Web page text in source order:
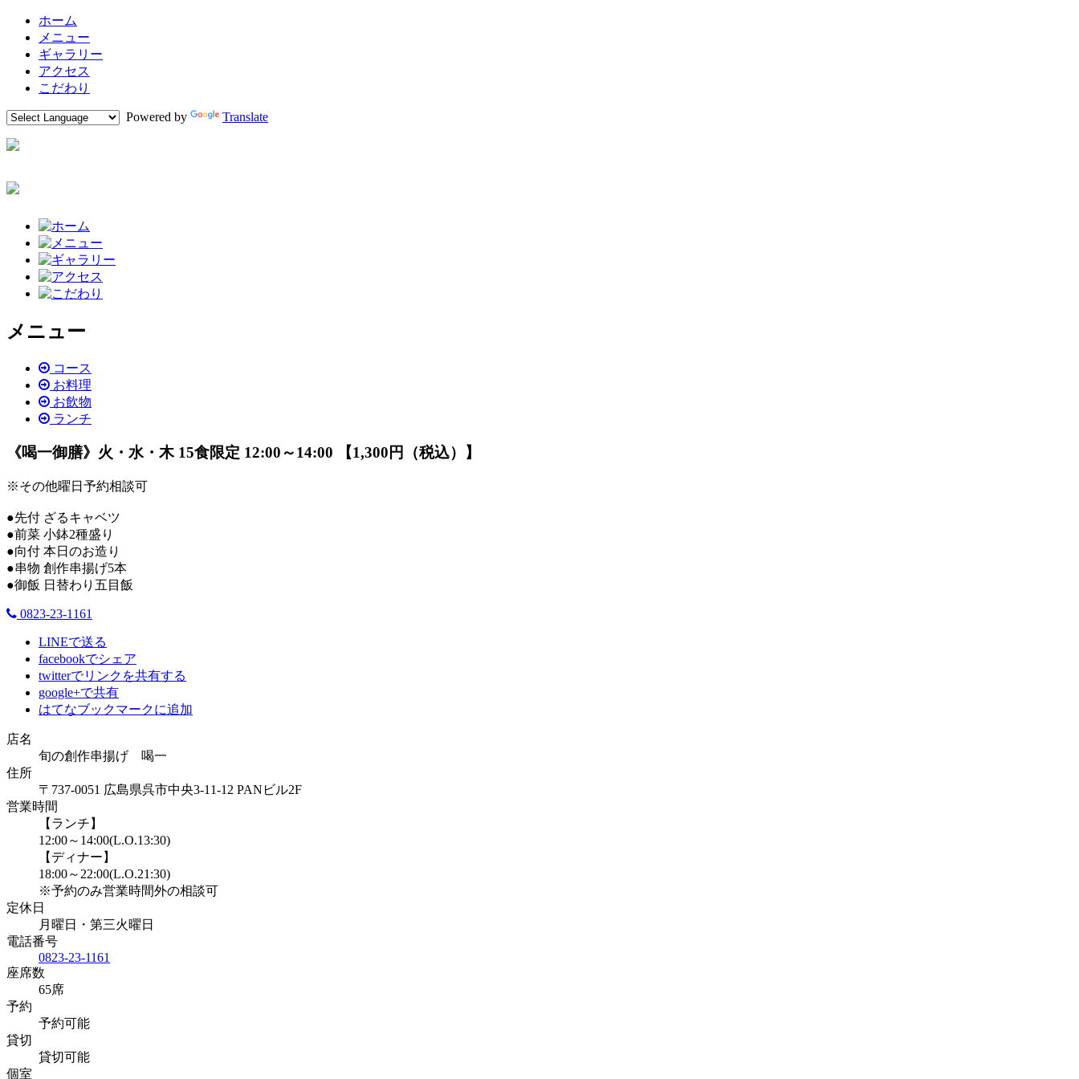
ホーム
メニュー
ギャラリー
アクセス
こだわり
Powered by Translate
メニュー
コース
お料理
お飲物
ランチ
《喝一御膳》火・水・木 15食限定 12:00～14:00 【1,300円（税込）】
※その他曜日予約相談可
●先付 ざるキャベツ
●前菜 小鉢2種盛り
●向付 本日のお造り
●串物 創作串揚げ5本
●御飯 日替わり五目飯
0823-23-1161
LINEで送る
facebookでシェア
twitterでリンクを共有する
google+で共有
はてなブックマークに追加
店名
旬の創作串揚げ 喝一
住所
〒737-0051 広島県呉市中央3-11-12 PANビル2F
営業時間
【ランチ】
12:00～14:00(L.O.13:30)
【ディナー】
18:00～22:00(L.O.21:30)
※予約のみ営業時間外の相談可
定休日
月曜日・第三火曜日
電話番号
0823-23-1161
座席数
65席
予約
予約可能
貸切
貸切可能
個室